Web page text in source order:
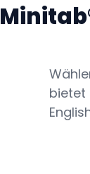
bietet